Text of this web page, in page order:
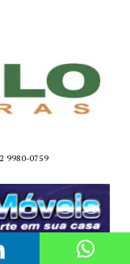
9980-0759